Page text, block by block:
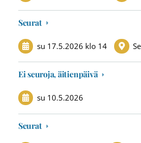
Seurat
su 17.5.2026 klo 14
Ei seuroja, äitienpäivä
su 10.5.2026
Seurat